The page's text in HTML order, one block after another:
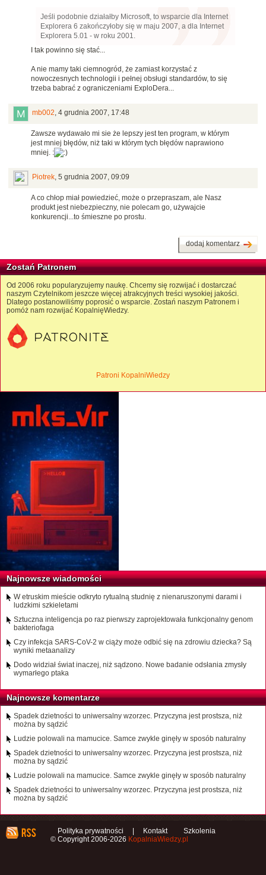
Jeśli podobnie działałby Microsoft, to wsparcie dla Internet
Explorera 6 zakończyłoby się w maju 2007, a dla Internet
Explorera 5.01 - w roku 2001.
I tak powinno się stać...
A nie mamy taki ciemnogród, że zamiast korzystać z
nowoczesnych technologii i pełnej obsługi standardów, to się
trzeba babrać z ograniczeniami ExploDera...
mb002, 4 grudnia 2007, 17:48
Zawsze wydawało mi sie że lepszy jest ten program, w którym
jest mniej błędów, niż taki w którym tych błędów naprawiono
mniej. :
Piotrek, 5 grudnia 2007, 09:09
A co chłop miał powiedzieć, może o przepraszam, ale Nasz
produkt jest niebezpieczny, nie polecam go, używajcie
konkurencji...to śmieszne po prostu.
dodaj komentarz
Zostań Patronem
Od 2006 roku popularyzujemy naukę. Chcemy się rozwijać i dostarczać
naszym Czytelnikom jeszcze więcej atrakcyjnych treści wysokiej jakości.
Dlatego postanowiliśmy poprosić o wsparcie. Zostań naszym Patronem i
pomóż nam rozwijać KopalnięWiedzy.
Patroni KopalniWiedzy
Najnowsze wiadomości
W etruskim mieście odkryto rytualną studnię z nienaruszonymi darami i
ludzkimi szkieletami
Sztuczna inteligencja po raz pierwszy zaprojektowała funkcjonalny genom
bakteriofaga
Czy infekcja SARS-CoV-2 w ciąży może odbić się na zdrowiu dziecka? Są
wyniki metaanalizy
Dodo widział świat inaczej, niż sądzono. Nowe badanie odsłania zmysły
wymarłego ptaka
Najnowsze komentarze
Spadek dzietności to uniwersalny wzorzec. Przyczyna jest prostsza, niż
można by sądzić
Ludzie polowali na mamucice. Samce zwykle ginęły w sposób naturalny
Spadek dzietności to uniwersalny wzorzec. Przyczyna jest prostsza, niż
można by sądzić
Ludzie polowali na mamucice. Samce zwykle ginęły w sposób naturalny
Spadek dzietności to uniwersalny wzorzec. Przyczyna jest prostsza, niż
można by sądzić
Polityka prywatności Kontakt
Szkolenia
© Copyright 2006-2026 KopalniaWiedzy.pl